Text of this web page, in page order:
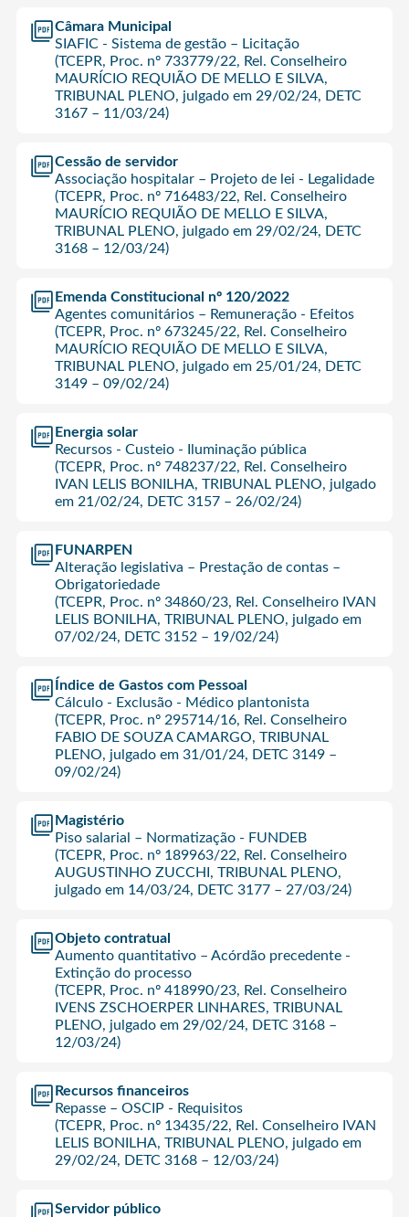
Câmara Municipal
SIAFIC - Sistema de gestão – Licitação
(TCEPR, Proc. nº 733779/22, Rel. Conselheiro
MAURÍCIO REQUIÃO DE MELLO E SILVA,
TRIBUNAL PLENO, julgado em 29/02/24, DETC
3167 – 11/03/24)
Cessão de servidor
Associação hospitalar – Projeto de lei - Legalidade
(TCEPR, Proc. nº 716483/22, Rel. Conselheiro
MAURÍCIO REQUIÃO DE MELLO E SILVA,
TRIBUNAL PLENO, julgado em 29/02/24, DETC
3168 – 12/03/24)
Emenda Constitucional nº 120/2022
Agentes comunitários – Remuneração - Efeitos
(TCEPR, Proc. nº 673245/22, Rel. Conselheiro
MAURÍCIO REQUIÃO DE MELLO E SILVA,
TRIBUNAL PLENO, julgado em 25/01/24, DETC
3149 – 09/02/24)
Energia solar
Recursos - Custeio - Iluminação pública
(TCEPR, Proc. nº 748237/22, Rel. Conselheiro
IVAN LELIS BONILHA, TRIBUNAL PLENO, julgado
em 21/02/24, DETC 3157 – 26/02/24)
FUNARPEN
Alteração legislativa – Prestação de contas –
Obrigatoriedade
(TCEPR, Proc. nº 34860/23, Rel. Conselheiro IVAN
LELIS BONILHA, TRIBUNAL PLENO, julgado em
07/02/24, DETC 3152 – 19/02/24)
Índice de Gastos com Pessoal
Cálculo - Exclusão - Médico plantonista
(TCEPR, Proc. nº 295714/16, Rel. Conselheiro
FABIO DE SOUZA CAMARGO, TRIBUNAL
PLENO, julgado em 31/01/24, DETC 3149 –
09/02/24)
Magistério
Piso salarial – Normatização - FUNDEB
(TCEPR, Proc. nº 189963/22, Rel. Conselheiro
AUGUSTINHO ZUCCHI, TRIBUNAL PLENO,
julgado em 14/03/24, DETC 3177 – 27/03/24)
Objeto contratual
Aumento quantitativo – Acórdão precedente -
Extinção do processo
(TCEPR, Proc. nº 418990/23, Rel. Conselheiro
IVENS ZSCHOERPER LINHARES, TRIBUNAL
PLENO, julgado em 29/02/24, DETC 3168 –
12/03/24)
Recursos financeiros
Repasse – OSCIP - Requisitos
(TCEPR, Proc. nº 13435/22, Rel. Conselheiro IVAN
LELIS BONILHA, TRIBUNAL PLENO, julgado em
29/02/24, DETC 3168 – 12/03/24)
Servidor público